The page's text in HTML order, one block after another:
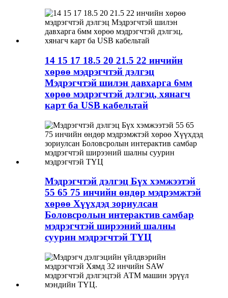
14 15 17 18.5 20 21.5 22 инчийн
хөрөө мэдрэгчтэй дэлгэц
Мэдрэгчтэй шилэн давхарга 6мм
хөрөө мэдрэгчтэй дэлгэц, хянагч
карт ба USB кабельтай
Мэдрэгчтэй дэлгэц Бүх хэмжээтэй
55 65 75 инчийн өндөр мэдрэмжтэй
хөрөө Хүүхдэд зориулсан
Боловсролын интерактив самбар
мэдрэгчтэй ширээний шалны
суурин мэдрэгчтэй ТҮЦ